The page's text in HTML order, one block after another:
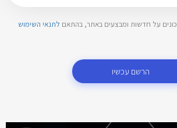
על חדשות ומבצעים באתר, בהתאם לתנאי השימוש
הרשם עכשיו